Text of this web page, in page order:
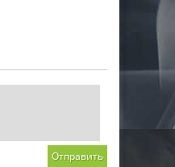
Отправить